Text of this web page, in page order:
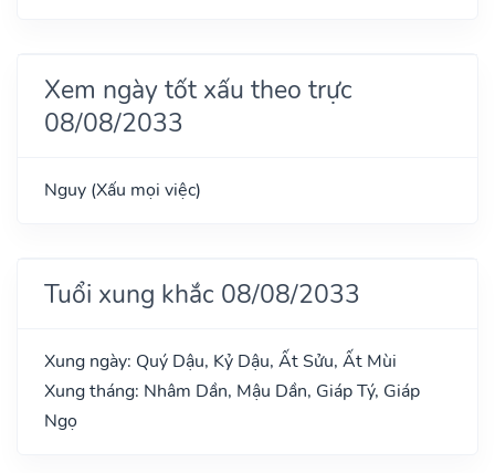
Xem ngày tốt xấu theo trực
08/08/2033
Nguy (Xấu mọi việc)
Tuổi xung khắc 08/08/2033
Xung ngày: Quý Dậu, Kỷ Dậu, Ất Sửu, Ất Mùi
Xung tháng: Nhâm Dần, Mậu Dần, Giáp Tý, Giáp
Ngọ